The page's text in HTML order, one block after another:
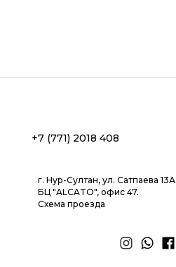
+7 (771) 2018 408
г. Нур-Султан, ул. Сатпаева 13А
БЦ "ALCATO", офис 47.
Схема проезда